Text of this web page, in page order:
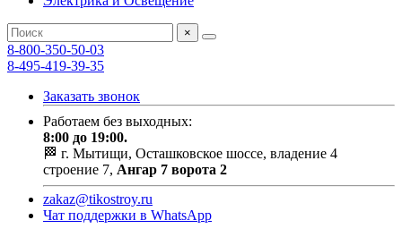
×
8-800-350-50-03
8-495-419-39-35
Заказать звонок
Работаем без выходных:
8:00 до 19:00.
🏁 г. Мытищи, Осташковское шоссе, владение 4
строение 7, Ангар 7 ворота 2
zakaz@tikostroy.ru
Чат поддержки в WhatsApp